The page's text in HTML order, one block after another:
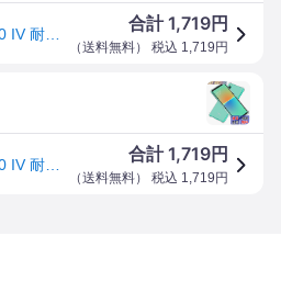
合計1,719円
（送料無料） 税込 1,719 円
合計1,719円
（送料無料） 税込 1,719 円